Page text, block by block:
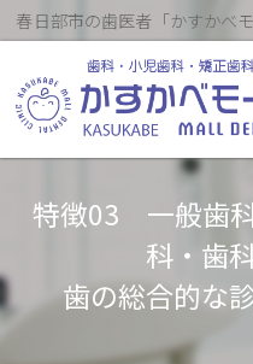
春日部市の歯医者「かすかべ
特徴03 一般歯
科・歯
歯の総合的な